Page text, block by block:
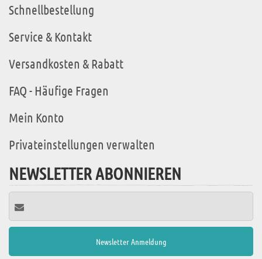
Schnellbestellung
Service & Kontakt
Versandkosten & Rabatt
FAQ - Häufige Fragen
Mein Konto
Privateinstellungen verwalten
NEWSLETTER ABONNIEREN